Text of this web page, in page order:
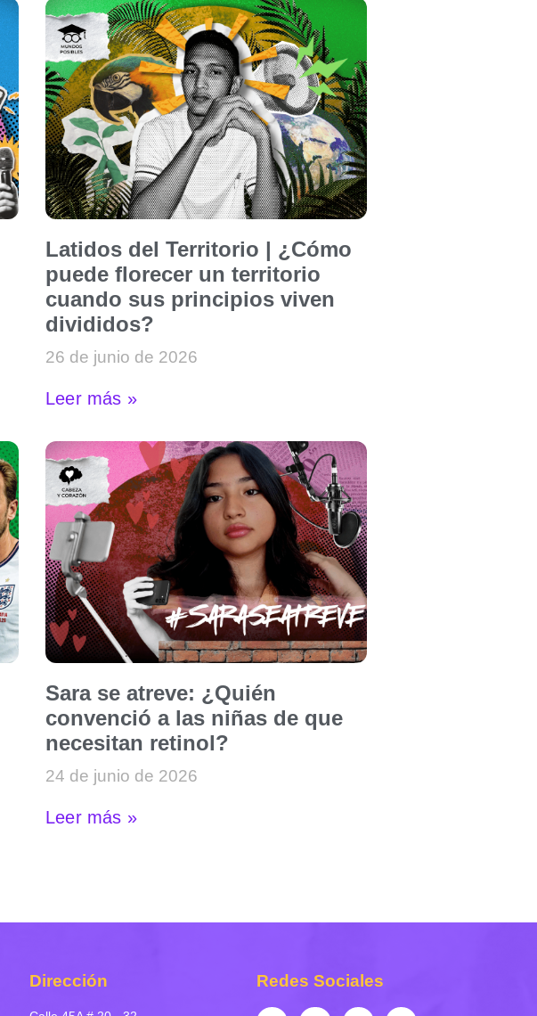
Latidos del Territorio | ¿Cómo
puede florecer un territorio
cuando sus principios viven
divididos?
26 de junio de 2026
Leer más »
Sara se atreve: ¿Quién
convenció a las niñas de que
necesitan retinol?
24 de junio de 2026
Leer más »
Dirección Redes Sociales